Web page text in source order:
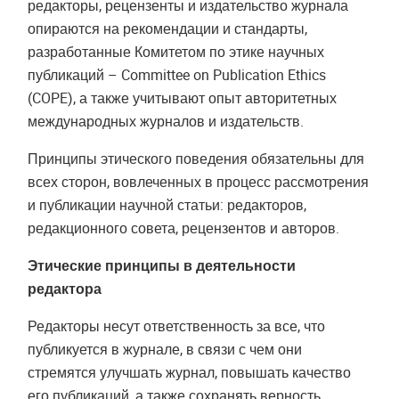
редакторы, рецензенты и издательство журнала
опираются на рекомендации и стандарты,
разработанные Комитетом по этике научных
публикаций – Committee on Publication Ethics
(COPE), а также учитывают опыт авторитетных
международных журналов и издательств.
Принципы этического поведения обязательны для
всех сторон, вовлеченных в процесс рассмотрения
и публикации научной статьи: редакторов,
редакционного совета, рецензентов и авторов.
Этические принципы в деятельности
редактора
Редакторы несут ответственность за все, что
публикуется в журнале, в связи с чем они
стремятся улучшать журнал, повышать качество